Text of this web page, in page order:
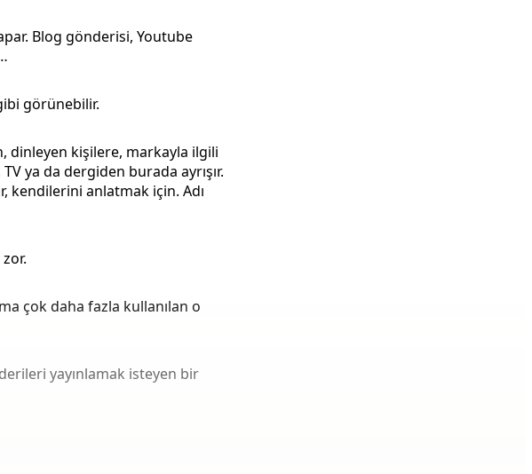
Blog gönderisi, Youtube
görünebilir.
dinleyen kişilere, markayla ilgili
ya da dergiden burada ayrışır.
kendilerini anlatmak için. Adı
çok daha fazla kullanılan o
yayınlamak isteyen bir